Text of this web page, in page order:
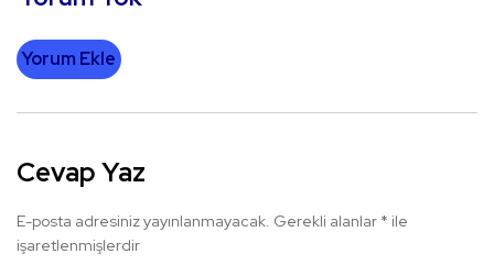
Yorum Ekle
Cevap Yaz
E-posta adresiniz yayınlanmayacak. Gerekli alanlar * ile
işaretlenmişlerdir